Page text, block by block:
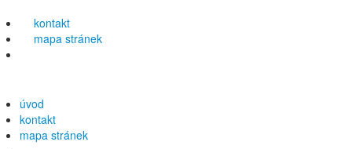
kontakt
mapa stránek
úvod
kontakt
mapa stránek